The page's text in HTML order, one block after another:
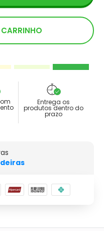
Entrega os
produtos dentro do
prazo